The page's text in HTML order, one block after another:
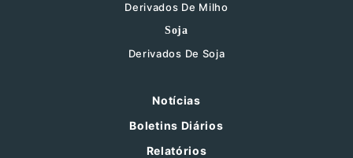
Derivados De Milho
Soja
Derivados De Soja
Notícias
Boletins Diários
Relatórios